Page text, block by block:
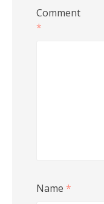
Comment
*
Name *